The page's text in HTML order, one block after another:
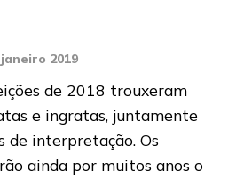
janeiro 2019
de 2018 trouxeram
e ingratas, juntamente
de interpretação. Os
ainda por muitos anos o